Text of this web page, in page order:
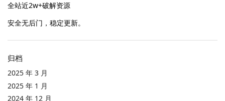
全站近2w+破解资源
安全无后门，稳定更新。
归档
2025 年 3 月
2025 年 1 月
2024 年 12 月